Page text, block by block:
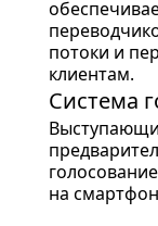
потоки и
клиентам.
Система
на